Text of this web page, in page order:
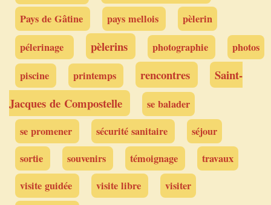
Pays de Gâtine
pays mellois
pèlerin
pélerinage
pèlerins photographie
photos
piscine
printemps rencontres
Saint-
Jacques de Compostelle
se balader
se promener
sécurité sanitaire
séjour
sortie
souvenirs témoignage
travaux
visite guidée
visite libre
visiter